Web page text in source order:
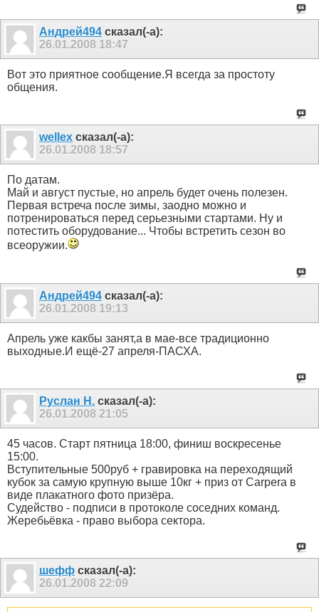
Андрей494 сказал(-а):
26.01.2008 18:47
Вот это приятное сообщение.Я всегда за простоту
общения.
wellex сказал(-а):
26.01.2008 18:57
По датам.
Май и август пустые, но апрель будет очень полезен.
Первая встреча после зимы, заодно можно и
потренироваться перед серьезными стартами. Ну и
потестить оборудование... Чтобы встретить сезон во
всеоружии.
Андрей494 сказал(-а):
26.01.2008 19:13
Апрель уже какбы занят,а в мае-все традиционно
выходные.И ещё-27 апреля-ПАСХА.
Руслан Н. сказал(-а):
26.01.2008 21:05
45 часов. Старт пятница 18:00, финиш воскресенье
15:00.
Вступительные 500руб + гравировка на переходящий
кубок за самую крупную выше 10кг + приз от Carperа в
виде плакатного фото призёра.
Судейство - подписи в протоколе соседних команд.
Жеребьёвка - право выбора сектора.
шефф сказал(-а):
26.01.2008 22:09